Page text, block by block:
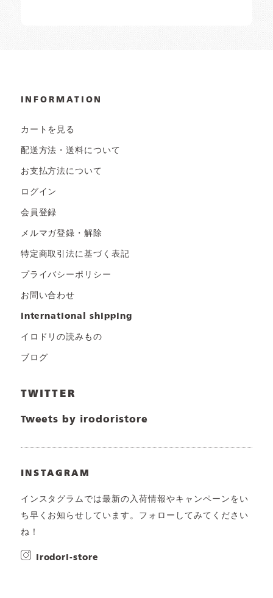
INFORMATION
カートを見る
配送方法・送料について
お支払方法について
ログイン
会員登録
メルマガ登録・解除
特定商取引法に基づく表記
プライバシーポリシー
お問い合わせ
international shipping
イロドリの読みもの
ブログ
TWITTER
Tweets by irodoristore
INSTAGRAM
インスタグラムでは最新の入荷情報やキャンペーンをい
ち早くお知らせしています。フォローしてみてください
ね！
irodori-store